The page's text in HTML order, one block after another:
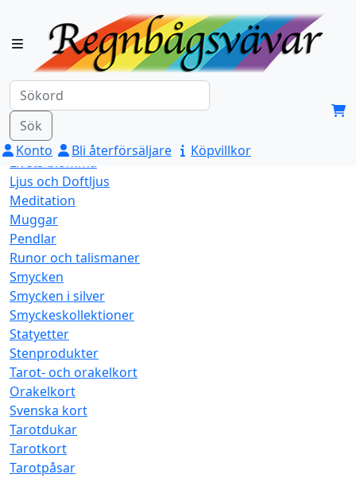
Sök
Konto
Bli återförsäljare Köpvillkor
Blandat
Dofter och rökelse
Feng Shui
Himalaya Saltkristall
Indianskt Hantverk
Kroppsvård
LED-produkter
Livets blomma
Ljus och Doftljus
Meditation
Muggar
Pendlar
Runor och talismaner
Smycken
Smycken i silver
Smyckeskollektioner
Statyetter
Stenprodukter
Tarot- och orakelkort
Orakelkort
Svenska kort
Tarotdukar
Tarotkort
Tarotpåsar